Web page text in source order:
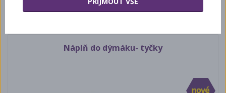
Náplň do dýmáku- tyčky